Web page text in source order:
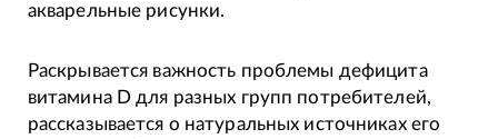
акварельные рисунки.
Раскрывается важность проблемы дефицита
витамина D для разных групп потребителей,
рассказывается о натуральных источниках его